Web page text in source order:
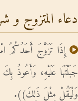
دعاء المتزوج و
إِذَا تَزَوَّجَ أَحَدُكُمُ
جَبَلْتَهَا عَلَيْهِ، وَأَعُوذُ
وَلْيَقُلْ مِثْلَ ذَلِكَ)).